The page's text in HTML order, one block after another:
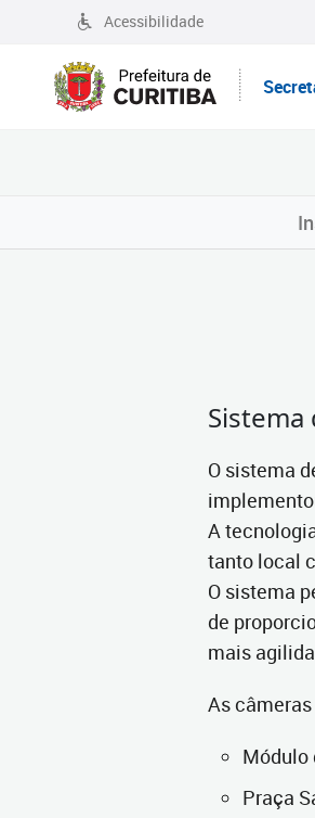
Acessibilidade
O sistema
A
tanto local
O sistema
de
mais
As
Módulo
Praça